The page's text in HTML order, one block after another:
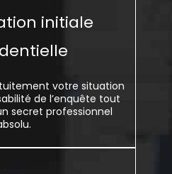
initiale
votre situation
de l’enquête tout
secret professionnel